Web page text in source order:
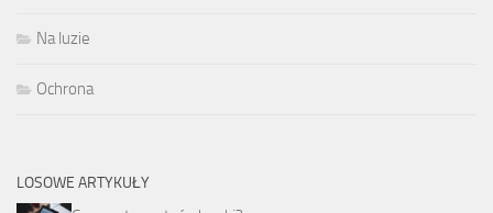
Na luzie
Ochrona
LOSOWE ARTYKUŁY